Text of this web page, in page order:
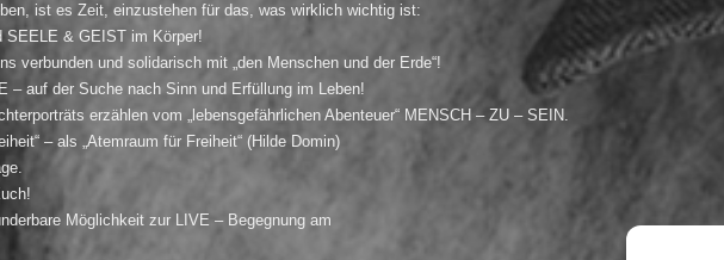
ist es Zeit, einzustehen für das, was wirklich wichtig ist:
SEELE & GEIST im Körper!
verbunden und solidarisch mit „den Menschen und der Erde“!
– auf der Suche nach Sinn und Erfüllung im Leben!
erzählen vom „lebensgefährlichen Abenteuer“ MENSCH – ZU – SEIN.
– als „Atemraum für Freiheit“ (Hilde Domin)
Möglichkeit zur LIVE – Begegnung am